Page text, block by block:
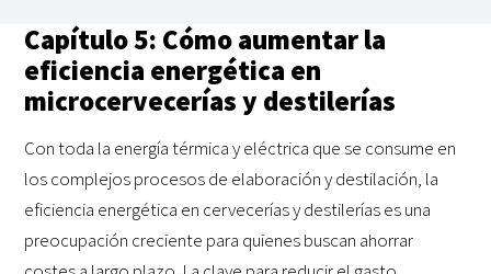
Capítulo 5: Cómo aumentar la
eficiencia energética en
microcervecerías y destilerías
Con toda la energía térmica y eléctrica que se consume en
los complejos procesos de elaboración y destilación, la
eficiencia energética en cervecerías y destilerías es una
preocupación creciente para quienes buscan ahorrar